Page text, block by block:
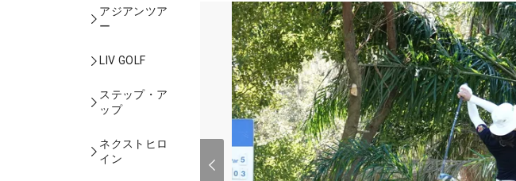
アジアンツア
ー
LIV GOLF
ステップ・ア
ップ
ネクストヒロ
イン